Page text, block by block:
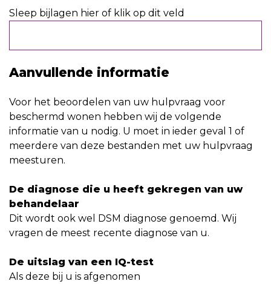
Sleep bijlagen hier of klik op dit veld
Aanvullende informatie
Voor het beoordelen van uw hulpvraag voor
beschermd wonen hebben wij de volgende
informatie van u nodig. U moet in ieder geval 1 of
meerdere van deze bestanden met uw hulpvraag
meesturen.
De diagnose die u heeft gekregen van uw
behandelaar
Dit wordt ook wel DSM diagnose genoemd. Wij
vragen de meest recente diagnose van u.
De uitslag van een IQ-test
Als deze bij u is afgenomen